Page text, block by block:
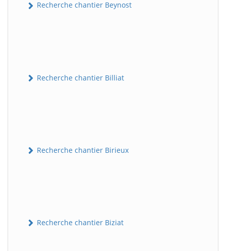
Recherche chantier Beynost
Recherche chantier Billiat
Recherche chantier Birieux
Recherche chantier Biziat